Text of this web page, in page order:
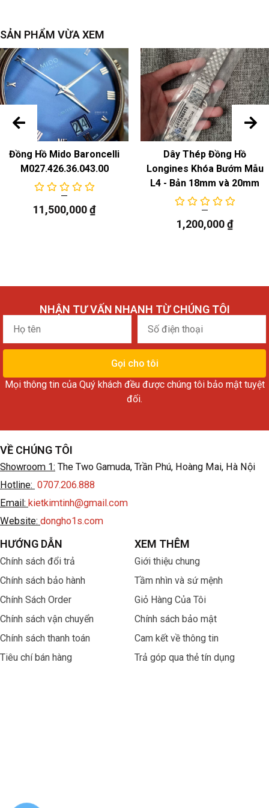
SẢN PHẨM VỪA XEM
Đồng Hồ Mido Baroncelli
M027.426.36.043.00
11,500,000₫
Dây Thép Đồng Hồ
Longines Khóa Bướm Mẫu
L4 - Bản 18mm và 20mm
1,200,000₫
NHẬN TƯ VẤN NHANH TỪ CHÚNG TÔI
Họ
tên
điện
thoại
Gọi cho tôi
Mọi thông tin của Quý khách đều được chúng tôi bảo mật tuyệt
đối.
VỀ CHÚNG TÔI
Showroom 1: The Two Gamuda, Trần Phú, Hoàng Mai, Hà Nội
Hotline: 0707.206.888
Email: kietkimtinh@gmail.com
Website: dongho1s.com
HƯỚNG DẪN
Chính sách đổi trả
Chính sách bảo hành
Chính Sách Order
Chính sách vận chuyển
Chính sách thanh toán
Tiêu chí bán hàng
XEM THÊM
Giới thiệu chung
Tầm nhìn và sứ mệnh
Giỏ Hàng Của Tôi
Chính sách bảo mật
Cam kết về thông tin
Trả góp qua thẻ tín dụng